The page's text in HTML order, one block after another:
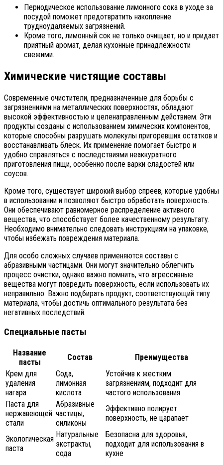
Периодическое использование лимонного сока в уходе за
посудой поможет предотвратить накопление
трудноудаляемых загрязнений.
Кроме того, лимонный сок не только очищает, но и придает
приятный аромат, делая кухонные принадлежности
свежими.
Химические чистящие составы
Современные очистители, предназначенные для борьбы с
загрязнениями на металлических поверхностях, обладают
высокой эффективностью и целенаправленным действием. Эти
продукты созданы с использованием химических компонентов,
которые способны разрушать молекулы пригоревших остатков и
восстанавливать блеск. Их применение помогает быстро и
удобно справляться с последствиями неаккуратного
приготовления пищи, особенно после варки сладостей или
соусов.
Кроме того, существует широкий выбор спреев, которые удобны
в использовании и позволяют быстро обработать поверхность.
Они обеспечивают равномерное распределение активного
вещества, что способствует более качественному результату.
Необходимо внимательно следовать инструкциям на упаковке,
чтобы избежать повреждения материала.
Для особо сложных случаев применяются составы с
абразивными частицами. Они могут значительно облегчить
процесс очистки, однако важно помнить, что агрессивные
вещества могут повредить поверхность, если использовать их
неправильно. Важно подбирать продукт, соответствующий типу
материала, чтобы достичь оптимального результата без
негативных последствий.
Специальные пасты
Название
пасты
Состав
Преимущества
Крем для
удаления
нагара
Сода,
лимонная
кислота
Устойчив к жестким
загрязнениям, подходит для
частого использования
Паста для
нержавеющей
стали
Абразивные
частицы,
силиконы
Эффективно полирует
поверхность, не царапает
Экологическая
паста
Натуральные
экстракты,
сода
Безопасна для здоровья,
подходит для использования в
кухне